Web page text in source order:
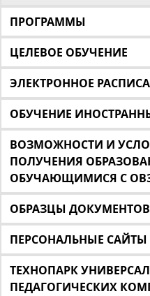
ПРОГРАММЫ
ЦЕЛЕВОЕ ОБУЧЕНИЕ
ЭЛЕКТРОННОЕ
ОБУЧЕНИЕ
ВОЗМОЖНОСТИ И
ПОЛУЧЕНИЯ
ОБУЧАЮЩИМИСЯ С
ОБРАЗЦЫ
ПЕРСОНАЛЬНЫЕ САЙТЫ
ТЕХНОПАРК
ПЕДАГОГИЧЕСКИХ